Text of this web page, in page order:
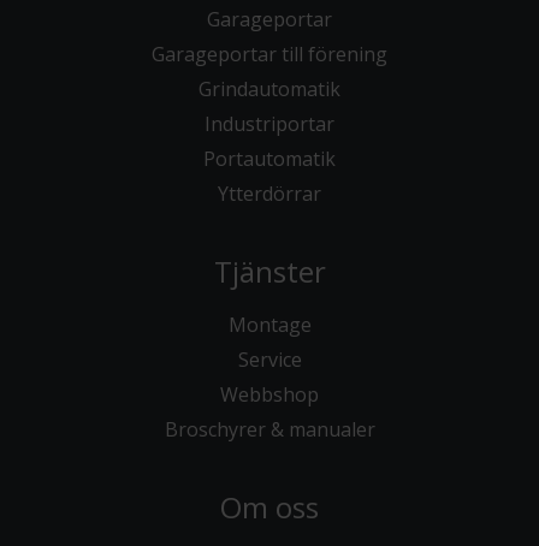
Garageportar
Garageportar till förening
Grindautomatik
Industriportar
Portautomatik
Ytterdörrar
Tjänster
Montage
Service
Webbshop
Broschyrer & manualer
Om oss